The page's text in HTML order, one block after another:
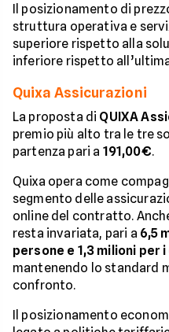
Il posizionamento di
struttura operativa e
superiore rispetto alla
inferiore rispetto
Quixa Assicurazioni
La proposta di QUIXA
premio più alto tra le tre
partenza pari a 191,00€.
Quixa opera come
segmento delle
online del contratto.
resta invariata, pari a 6,5
persone e 1,3 milioni per
mantenendo lo standard
confronto.
Il posizionamento